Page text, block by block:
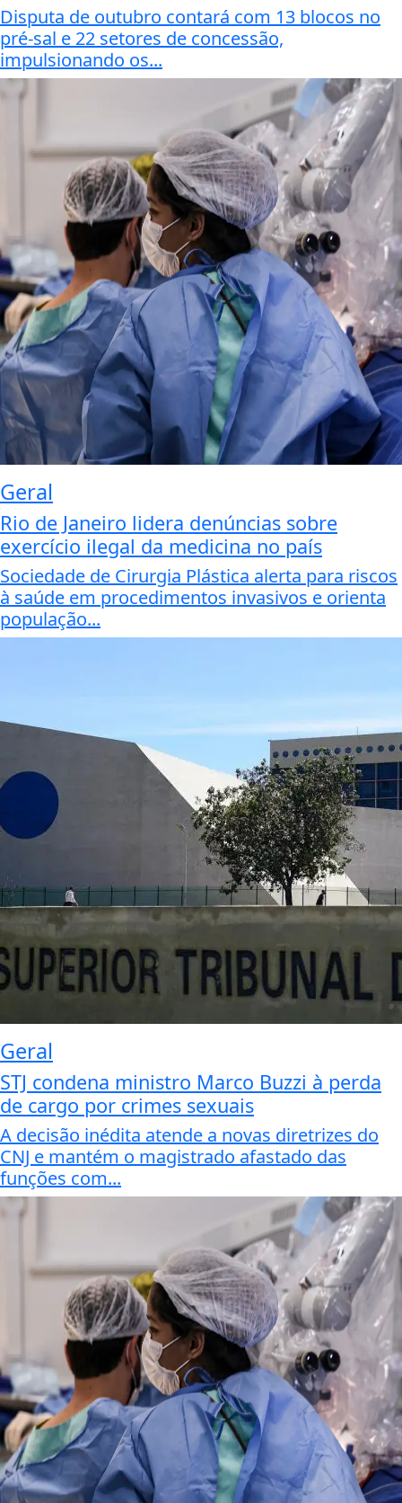
Disputa de outubro contará com 13 blocos no
pré-sal e 22 setores de concessão,
impulsionando os...
Geral
Rio de Janeiro lidera denúncias sobre
exercício ilegal da medicina no país
Sociedade de Cirurgia Plástica alerta para riscos
à saúde em procedimentos invasivos e orienta
população...
Geral
STJ condena ministro Marco Buzzi à perda
de cargo por crimes sexuais
A decisão inédita atende a novas diretrizes do
CNJ e mantém o magistrado afastado das
funções com...